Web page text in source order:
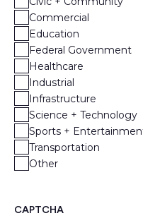
Commercial
Education
Federal Government
Healthcare
Industrial
Infrastructure
Science + Technology
Sports +
Transportation
Other
CAPTCHA